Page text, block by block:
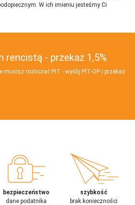
W ich imieniu jesteśmy Ci
- przekaż 1,5%
musisz rozliczać PIT - wyślij PIT‑OP i przekaż
bezpieczeństwo
dane podatnika
szybkość
brak konieczności